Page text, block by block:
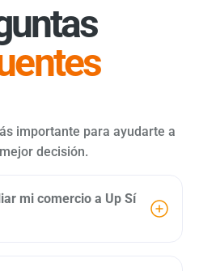
importante para ayudarte a
decisión.
mi comercio a Up Sí